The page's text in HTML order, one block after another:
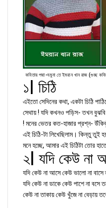
কবিতায় পদ্মা-যমুনা তে ইমরান খান রাজ (গুচ্ছ
১| চিঠি
এইতো সেদিনের কথা, একটা চিঠি
সেথায় ! যদি কখনও পড়িস- তখন
! মনের ভেতর কত-হাজার প্রশ্ন-
এই চিঠি-টা লিখেছিলাম। কিন্তু
মনে হচ্ছে, আমার এই চিঠিটা তোর
২| যদি কেউ না
যদি কেউ না আসে কেউ ভালো না
যদি কেউ না ডাকে কেউ পাশে না
কেউ না তাকায় কেউ খুঁজে না বেড়ায়